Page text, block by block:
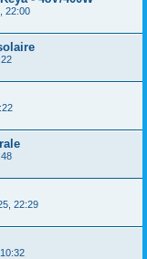
22:00
22:29